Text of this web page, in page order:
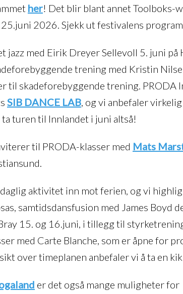
her! Det blir blant annet Toolboks-
2026. Sjekk ut festivalens program
jazz med Eirik Dreyer Sellevoll 5. juni på
trening med Kristin
til skadeforebyggende trening. PRODA
SIB DANCE LAB , og vi anbefaler
turen til Innlandet i juni altså!
til PRODA-klasser med Mats
aktivitet inn mot ferien, og vi
samtidsdansfusion med James Boyd
15. og 16.juni, i tillegg til
med Carte Blanche, som er åpne for
over timeplanen anbefaler vi å ta en
er det også mange muligheter for